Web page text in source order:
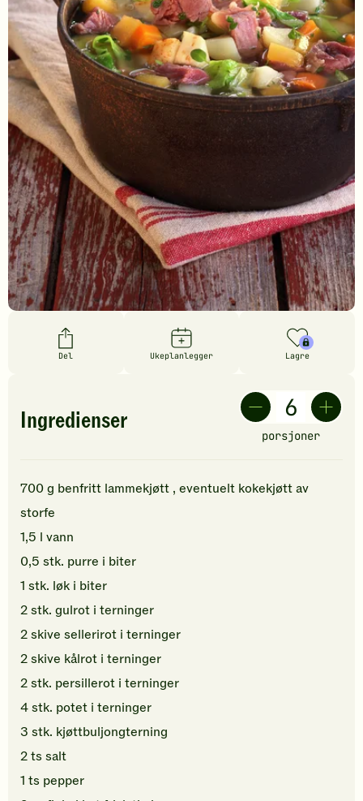
Del Ukeplanlegger Lagre
Ingredienser
porsjoner
700g benfritt lammekjøtt , eventuelt kokekjøtt av
storfe
1,5 l vann
0,5 stk. purre i biter
1 stk. løk i biter
2stk. gulrot i terninger
2skive sellerirot i terninger
2skive kålrot i terninger
2stk. persillerot i terninger
4stk. potet i terninger
3 stk. kjøttbuljongterning
2ts salt
1 ts pepper